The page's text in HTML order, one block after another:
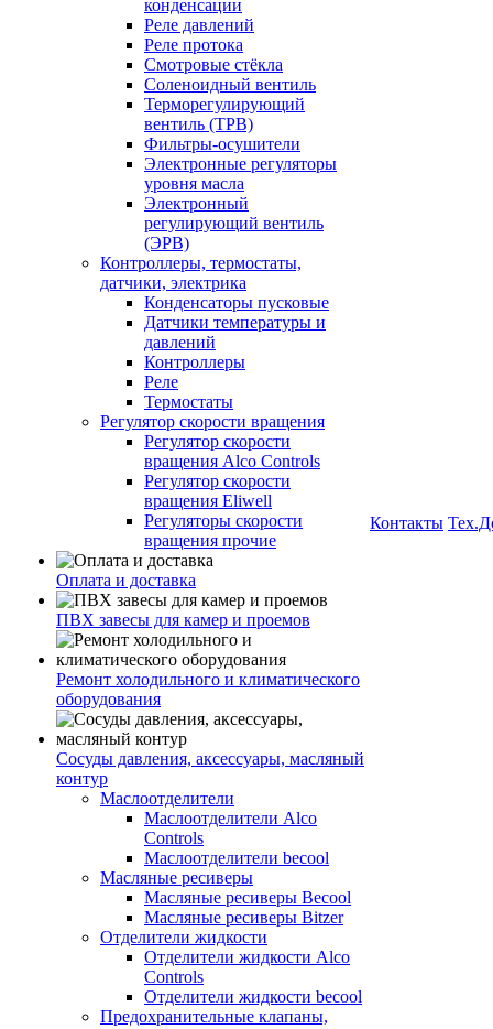
конденсации
Реле давлений
Реле протока
Смотровые стёкла
Соленоидный вентиль
Терморегулирующий
вентиль (ТРВ)
Фильтры-осушители
Электронные регуляторы
уровня масла
Электронный
регулирующий вентиль
(ЭРВ)
Контроллеры, термостаты,
датчики, электрика
Конденсаторы пусковые
Датчики температуры и
давлений
Контроллеры
Реле
Термостаты
Регулятор скорости вращения
Регулятор скорости
вращения Alco Controls
Регулятор скорости
вращения Eliwell
Регуляторы скорости
вращения прочие
Оплата и доставка
ПВХ завесы для камер и проемов
Ремонт холодильного и климатического
оборудования
Сосуды давления, аксессуары, масляный
контур
Маслоотделители
Маслоотделители Alco
Controls
Маслоотделители becool
Масляные ресиверы
Масляные ресиверы Becool
Масляные ресиверы Bitzer
Отделители жидкости
Отделители жидкости Alco
Controls
Отделители жидкости becool
Предохранительные клапаны,
Контакты